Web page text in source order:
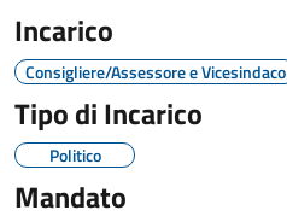
Incarico
Consigliere/Assessore e Vicesindaco
Tipo di Incarico
Politico
Mandato